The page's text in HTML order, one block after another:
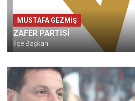
MUSTAFA GEZMİŞ
ZAFER PARTİSİ
İlçe Başkanı